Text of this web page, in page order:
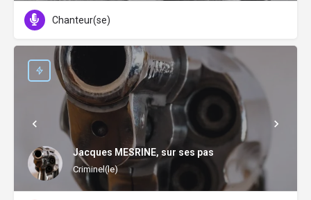
Chanteur(se)
Jacques MESRINE, sur ses pas
Criminel(le)